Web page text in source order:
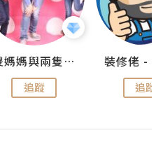
儍媽媽與兩隻小魔怪之家
追蹤 追蹤